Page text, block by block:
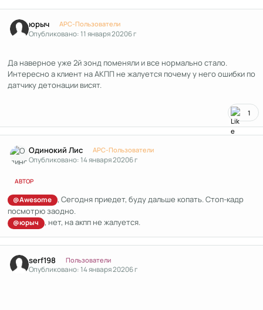
юрыч APC-Пользователи
Опубликовано:11 января 20206 г
Да наверное уже 2й зонд поменяли и все нормально стало.
Интересно а клиент на АКПП не жалуется почему у него ошибки по
датчику детонации висят.
1
Одинокий Лис APC-Пользователи
Опубликовано:14 января 20206 г
АВТОР
@Awesome
, Сегодня приедет, буду дальше копать. Стоп-кадр
посмотрю заодно.
@юрыч , нет, на акпп не жалуется.
serf198 Пользователи
Опубликовано:14 января 20206 г